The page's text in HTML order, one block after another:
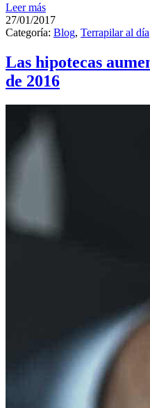
Leer más
27/01/2017
Categoría: Blog, Terrapilar al día
Las hipotecas
de 2016